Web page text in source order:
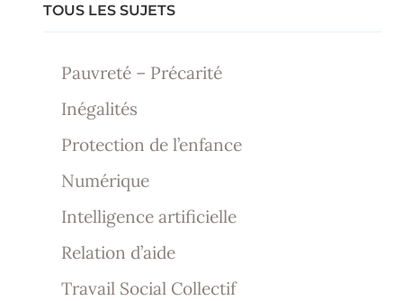
TOUS LES SUJETS
Pauvreté – Précarité
Inégalités
Protection de l’enfance
Numérique
Intelligence artificielle
Relation d’aide
Travail Social Collectif